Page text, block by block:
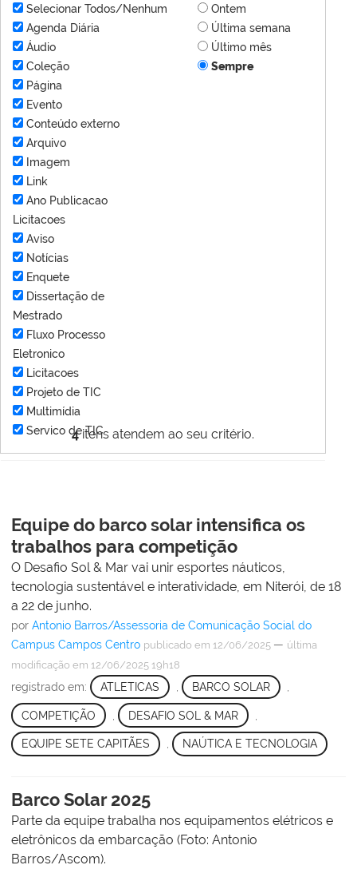
4itens atendem ao seu critério.
Selecionar Todos/Nenhum
Agenda Diária
Áudio
Coleção
Página
Evento
Conteúdo externo
Arquivo
Imagem
Link
Ano Publicacao
Licitacoes
Aviso
Notícias
Enquete
Dissertação de
Mestrado
Fluxo Processo
Eletronico
Licitacoes
Projeto de TIC
Multimídia
Servico de TIC
Ontem
Última semana
Último mês
Sempre
Equipe do barco solar intensifica os
trabalhos para competição
O Desafio Sol & Mar vai unir esportes náuticos,
tecnologia sustentável e interatividade, em Niterói, de 18
a 22 de junho.
por Antonio Barros/Assessoria de Comunicação Social do
Campus Campos Centro publicado em 12/06/2025 — última
modificação em 12/06/2025 19h18
registrado em: ATLETICAS BARCO SOLAR
COMPETIÇÃO DESAFIO SOL & MAR
EQUIPE SETE CAPITÃES , NAÚTICA E TECNOLOGIA
Barco Solar 2025
Parte da equipe trabalha nos equipamentos elétricos e
eletrônicos da embarcação (Foto: Antonio
Barros/Ascom).